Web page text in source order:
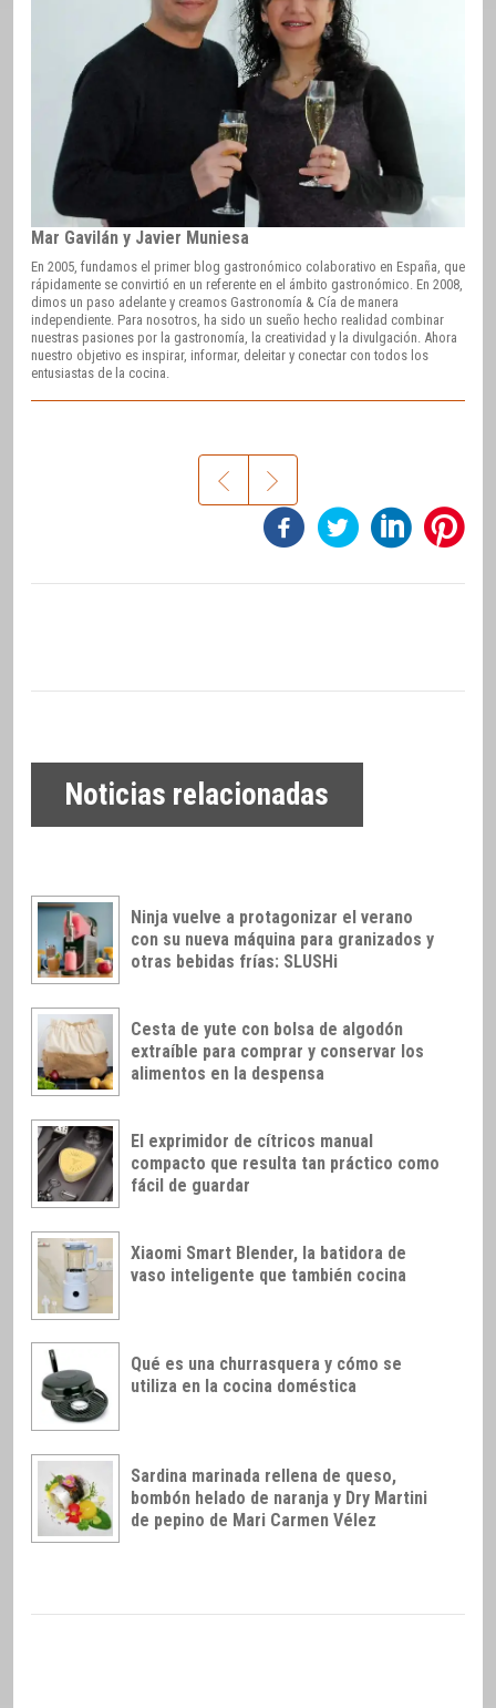
Mar Gavilán y Javier Muniesa
En 2005, fundamos el primer blog gastronómico colaborativo en España, que
rápidamente se convirtió en un referente en el ámbito gastronómico. En 2008,
dimos un paso adelante y creamos Gastronomía & Cía de manera
independiente. Para nosotros, ha sido un sueño hecho realidad combinar
nuestras pasiones por la gastronomía, la creatividad y la divulgación. Ahora
nuestro objetivo es inspirar, informar, deleitar y conectar con todos los
entusiastas de la cocina.
Noticias relacionadas
Ninja vuelve a protagonizar el verano
con su nueva máquina para granizados y
otras bebidas frías: SLUSHi
Cesta de yute con bolsa de algodón
extraíble para comprar y conservar los
alimentos en la despensa
El exprimidor de cítricos manual
compacto que resulta tan práctico como
fácil de guardar
Xiaomi Smart Blender, la batidora de
vaso inteligente que también cocina
Qué es una churrasquera y cómo se
utiliza en la cocina doméstica
Sardina marinada rellena de queso,
bombón helado de naranja y Dry Martini
de pepino de Mari Carmen Vélez